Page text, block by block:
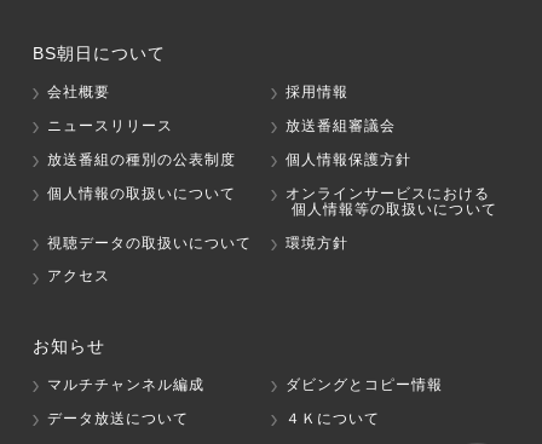
BS朝日について
会社概要
採用情報
ニュースリリース
放送番組審議会
放送番組の種別の公表制度
個人情報保護方針
個人情報の取扱いについて
オンラインサービスにおける
個人情報等の取扱いについて
視聴データの取扱いについて
環境方針
アクセス
お知らせ
マルチチャンネル編成
ダビングとコピー情報
データ放送について
４Ｋについて